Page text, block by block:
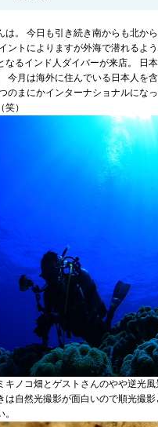
は。 今日も引き続き南からも北か
ントによりますが外海で潜れるよ
なるインド人ダイバーが来店。 日
今月は海外に住んでいる日本人を
のまにかインターナショナルにな
）
キノコ畑とゲストさんのやや逆光
は自然光撮影が面白いので順光撮